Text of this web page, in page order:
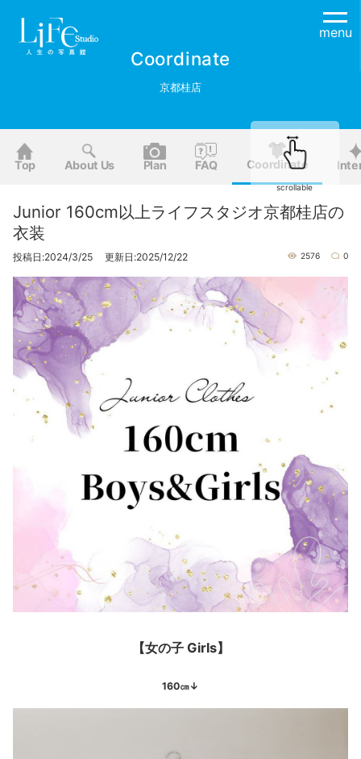
menu
Coordinate
京都桂店
Top About Us Plan FAQ Coordinate
Junior 160cm以上ライフスタジオ京都桂店の
衣装
投稿日:2024/3/25 更新日:2025/12/22 2576 0
【女の子 Girls】
160㎝↓